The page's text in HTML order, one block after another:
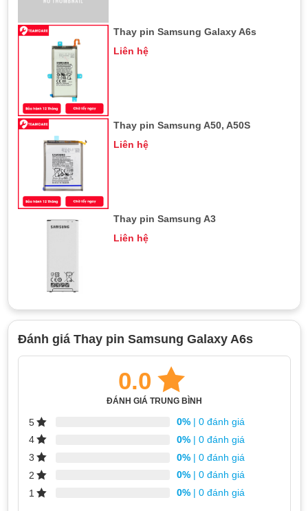
Thay pin Samsung Galaxy A6s
Liên hệ
Thay pin Samsung A50, A50S
Liên hệ
Thay pin Samsung A3
Liên hệ
Đánh giá Thay pin Samsung Galaxy A6s
0.0
ĐÁNH GIÁ TRUNG BÌNH
5 0%| 0 đánh giá
4
0%| 0 đánh giá
3
0%| 0 đánh giá
2
0%| 0 đánh giá
1
0%| 0 đánh giá